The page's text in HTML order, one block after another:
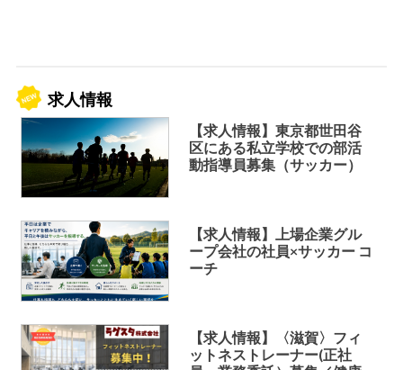
求人情報
【求人情報】東京都世田谷
区にある私立学校での部活
動指導員募集（サッカー）
【求人情報】上場企業グル
ープ会社の社員×サッカー コ
ーチ
【求人情報】〈滋賀〉フィ
ットネストレーナー(正社